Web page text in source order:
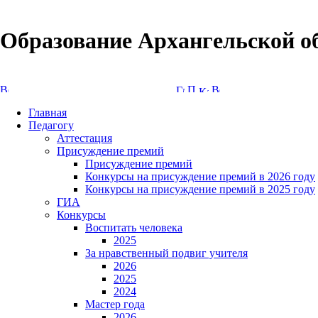
Образование Архангельской
Главная
Педагогу
Аттестация
Присуждение премий
Присуждение премий
Конкурсы на присуждение премий в 2026 году
Конкурсы на присуждение премий в 2025 году
ГИА
Конкурсы
Воспитать человека
2025
За нравственный подвиг учителя
2026
2025
2024
Мастер года